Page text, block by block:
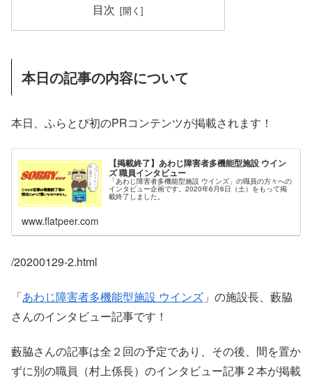
目次
本日の記事の内容について
本日、ふらとぴ初のPRコンテンツが掲載されます！
【掲載終了】あわじ障害者多機能型施設 ウイン
ズ 職員インタビュー
「あわじ障害者多機能型施設 ウインズ」の職員の方々への
インタビュー企画です。2020年6月6日（土）をもって掲
載終了しました。
www.flatpeer.com
/20200129-2.html
「あわじ障害者多機能型施設 ウインズ 」の施設長、藪脇
さんのインタビュー記事です！
藪脇さんの記事は全２回の予定であり、その後、間を置か
ずに別の職員（村上係長）のインタビュー記事２本が掲載